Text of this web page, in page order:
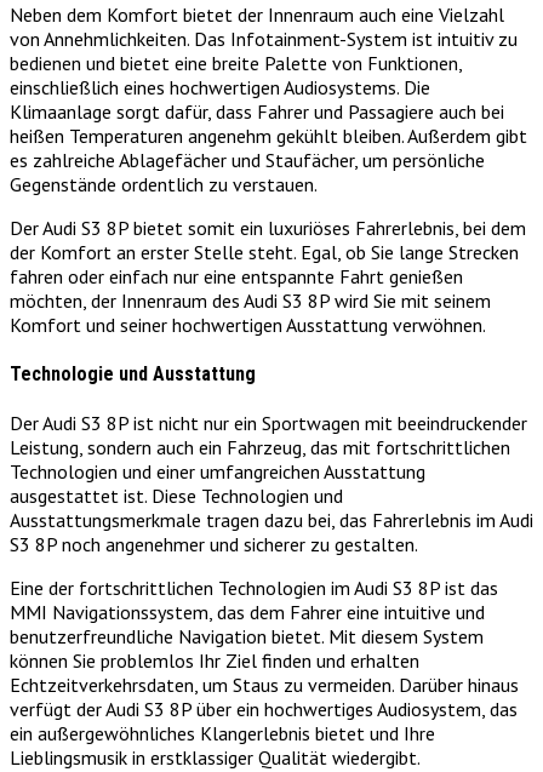
Neben dem Komfort bietet der Innenraum auch eine Vielzahl
von Annehmlichkeiten. Das Infotainment-System ist intuitiv zu
bedienen und bietet eine breite Palette von Funktionen,
einschließlich eines hochwertigen Audiosystems. Die
Klimaanlage sorgt dafür, dass Fahrer und Passagiere auch bei
heißen Temperaturen angenehm gekühlt bleiben. Außerdem gibt
es zahlreiche Ablagefächer und Staufächer, um persönliche
Gegenstände ordentlich zu verstauen.
Der Audi S3 8P bietet somit ein luxuriöses Fahrerlebnis, bei dem
der Komfort an erster Stelle steht. Egal, ob Sie lange Strecken
fahren oder einfach nur eine entspannte Fahrt genießen
möchten, der Innenraum des Audi S3 8P wird Sie mit seinem
Komfort und seiner hochwertigen Ausstattung verwöhnen.
Technologie und Ausstattung
Der Audi S3 8P ist nicht nur ein Sportwagen mit beeindruckender
Leistung, sondern auch ein Fahrzeug, das mit fortschrittlichen
Technologien und einer umfangreichen Ausstattung
ausgestattet ist. Diese Technologien und
Ausstattungsmerkmale tragen dazu bei, das Fahrerlebnis im Audi
S3 8P noch angenehmer und sicherer zu gestalten.
Eine der fortschrittlichen Technologien im Audi S3 8P ist das
MMI Navigationssystem, das dem Fahrer eine intuitive und
benutzerfreundliche Navigation bietet. Mit diesem System
können Sie problemlos Ihr Ziel finden und erhalten
Echtzeitverkehrsdaten, um Staus zu vermeiden. Darüber hinaus
verfügt der Audi S3 8P über ein hochwertiges Audiosystem, das
ein außergewöhnliches Klangerlebnis bietet und Ihre
Lieblingsmusik in erstklassiger Qualität wiedergibt.